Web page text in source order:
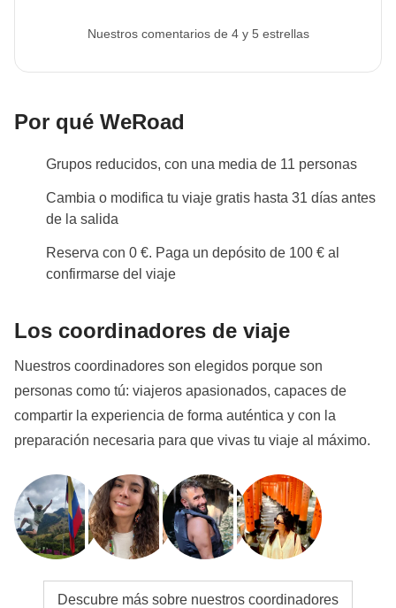
Info sobre habitaciones privadas
Nuestros comentarios de 4 y 5 estrellas
Por qué WeRoad
Grupos reducidos, con una media de 11 personas
Cambia o modifica tu viaje gratis hasta 31 días antes
de la salida
Reserva con 0 €. Paga un depósito de 100 € al
confirmarse del viaje
Los coordinadores de viaje
Nuestros coordinadores son elegidos porque son
personas como tú: viajeros apasionados, capaces de
compartir la experiencia de forma auténtica y con la
preparación necesaria para que vivas tu viaje al máximo.
Descubre más sobre nuestros coordinadores